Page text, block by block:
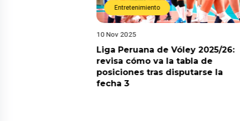
Entretenimiento
10 Nov 2025
Liga Peruana de Vóley 2025/26:
revisa cómo va la tabla de
posiciones tras disputarse la
fecha 3